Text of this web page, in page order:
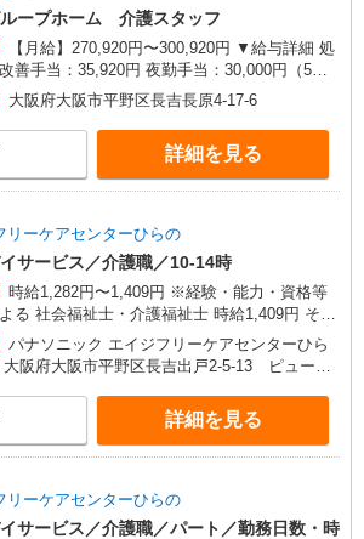
ープホーム 介護スタッフ
【月給】270,920円〜300,920円 ▼給与詳細 処
善手当：35,920円 夜勤手当：30,000円（5回
※6回目以降は1回6,000円支給 ▼下記別途支
勤手当 年末年始手当：380円/時 寸志あり：
回（6月・12月） ※業績による 特別報酬：平
万円（最高額109万円） ※2025年6月支給実
績 ※処遇改善手当は試用期間中(3ヶ月)は支給なし
大阪府大阪市平野区長吉長原4-17-6
詳細を見る
リーケアセンターひらの
サービス／介護職／10-14時
時給1,282円〜1,409円 ※経験・能力・資格等
る 社会福祉士・介護福祉士 時給1,409円 その
格 時給1,282円 ※一律処遇改善加算含む 〇時
勤務手当 〇土日祝勤務手当 〇無事故無違反表
金 〇年末年始勤務手当
パナソニック エイジフリーケアセンターひら
大阪府大阪市平野区長吉出戸2-5-13 ピュール
詳細を見る
リーケアセンターひらの
サービス／介護職／パート／勤務日数・時